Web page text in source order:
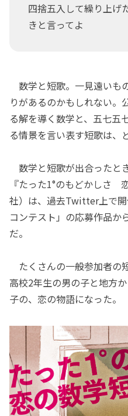
四捨五入して繰り上げ
きと言ってよ
数学と短歌。一見遠いも
りがあるのかもしれない。
る解を導く数学と、五七五
る情景を言い表す短歌は、
数学と短歌が出合ったと
『たった1°のもどかしさ
社）は、過去Twitter上で
コンテスト」の応募作品か
だ。
たくさんの一般参加者の
高校2年生の男の子と地方
子の、恋の物語になった。